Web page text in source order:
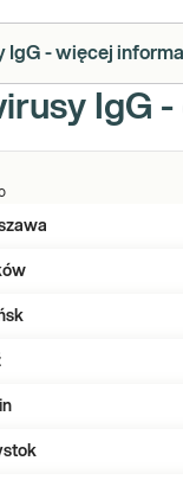
IgG - więcej
IgG -